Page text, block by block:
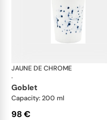
JAUNE DE CHROME
·
goblet
Capacity: 200 ml
98 €